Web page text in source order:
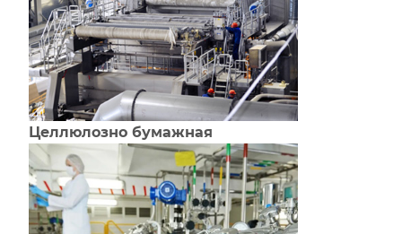
Целлюлозно бумажная